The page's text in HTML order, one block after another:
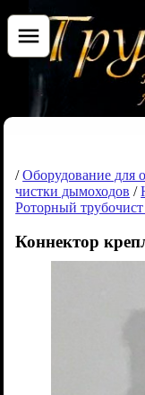
/Оборудование для
чистки дымоходов /
Роторный
Коннектор